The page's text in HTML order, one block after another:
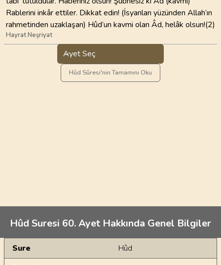
Rablerini inkâr ettiler. Dikkat edin! (İsyanları yüzünden Allah’ın
rahmetinden uzaklaşan) Hûd’un kavmi olan Âd, helâk olsun!(2)
Hayrat Neşriyat
Ayet Seç
Hûd Sûresi'nin Tamamını Oku
Hûd Suresi 60. Ayet Hakkında Genel Bilgiler
Genel Bilgiler
Sure
Hûd